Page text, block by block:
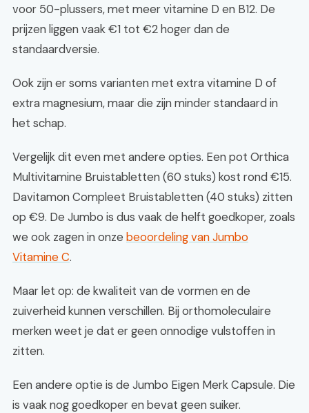
voor 50-plussers, met meer vitamine D en B12. De
prijzen liggen vaak €1 tot €2 hoger dan de
standaardversie.
Ook zijn er soms varianten met extra vitamine D of
extra magnesium, maar die zijn minder standaard in
het schap.
Vergelijk dit even met andere opties. Een pot Orthica
Multivitamine Bruistabletten (60 stuks) kost rond €15.
Davitamon Compleet Bruistabletten (40 stuks) zitten
op €9. De Jumbo is dus vaak de helft goedkoper, zoals
we ook zagen in onze beoordeling van Jumbo
Vitamine C.
Maar let op: de kwaliteit van de vormen en de
zuiverheid kunnen verschillen. Bij orthomoleculaire
merken weet je dat er geen onnodige vulstoffen in
zitten.
Een andere optie is de Jumbo Eigen Merk Capsule. Die
is vaak nog goedkoper en bevat geen suiker.